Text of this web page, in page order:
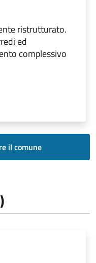
ristrutturato.
ed
complessivo
il comune